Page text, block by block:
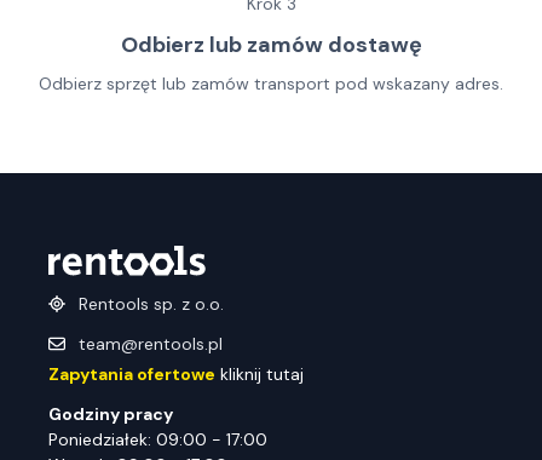
Odbierz lub zamów dostawę
Odbierz sprzęt lub zamów transport pod wskazany adres.
Rentools sp. z o.o.
team@rentools.pl
Zapytania ofertowe kliknij tutaj
Godziny pracy
Poniedziałek: 09:00 - 17:00